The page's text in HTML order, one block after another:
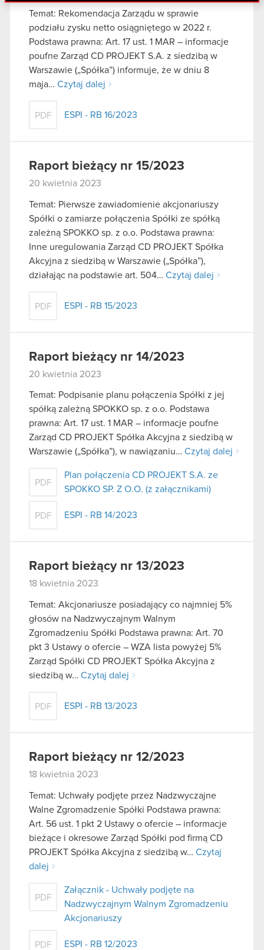
danymi otrzymanymi od Ciebie lub uzyskanymi
podczas korzystania z ich usług. Kontynuując
korzystanie z naszej witryny, zgadasz się na
używanie plików cookie.
Temat: Rekomendacja Zarządu w sprawie
podziału zysku netto osiągniętego w 2022 r.
Podstawa prawna: Art. 17 ust. 1 MAR – informacje
poufne Zarząd CD PROJEKT S.A. z siedzibą w
Warszawie („Spółka”) informuje, że w dniu 8
maja… Czytaj dalej
PDF ESPI - RB 16/2023
Raport bieżący nr 15/2023
20 kwietnia 2023
Temat: Pierwsze zawiadomienie akcjonariuszy
Spółki o zamiarze połączenia Spółki ze spółką
zależną SPOKKO sp. z o.o. Podstawa prawna:
Inne uregulowania Zarząd CD PROJEKT Spółka
Akcyjna z siedzibą w Warszawie („Spółka”),
działając na podstawie art. 504… Czytaj dalej
PDF ESPI - RB 15/2023
Raport bieżący nr 14/2023
20 kwietnia 2023
Temat: Podpisanie planu połączenia Spółki z jej
spółką zależną SPOKKO sp. z o.o. Podstawa
prawna: Art. 17 ust. 1 MAR – informacje poufne
Zarząd CD PROJEKT Spółka Akcyjna z siedzibą w
Warszawie („Spółka”), w nawiązaniu… Czytaj dalej
PDF
Plan połączenia CD PROJEKT S.A. ze
SPOKKO SP. Z O.O. (z załącznikami)
PDF ESPI - RB 14/2023
Raport bieżący nr 13/2023
18 kwietnia 2023
Temat: Akcjonariusze posiadający co najmniej 5%
głosów na Nadzwyczajnym Walnym
Zgromadzeniu Spółki Podstawa prawna: Art. 70
pkt 3 Ustawy o ofercie – WZA lista powyżej 5%
Zarząd Spółki CD PROJEKT Spółka Akcyjna z
siedzibą w… Czytaj dalej
PDF ESPI - RB 13/2023
Raport bieżący nr 12/2023
18 kwietnia 2023
Temat: Uchwały podjęte przez Nadzwyczajne
Walne Zgromadzenie Spółki Podstawa prawna:
Art. 56 ust. 1 pkt 2 Ustawy o ofercie – informacje
bieżące i okresowe Zarząd Spółki pod firmą CD
PROJEKT Spółka Akcyjna z siedzibą w… Czytaj
dalej
PDF
Załącznik - Uchwały podjęte na
Nadzwyczajnym Walnym Zgromadzeniu
Akcjonariuszy
PDF ESPI - RB 12/2023